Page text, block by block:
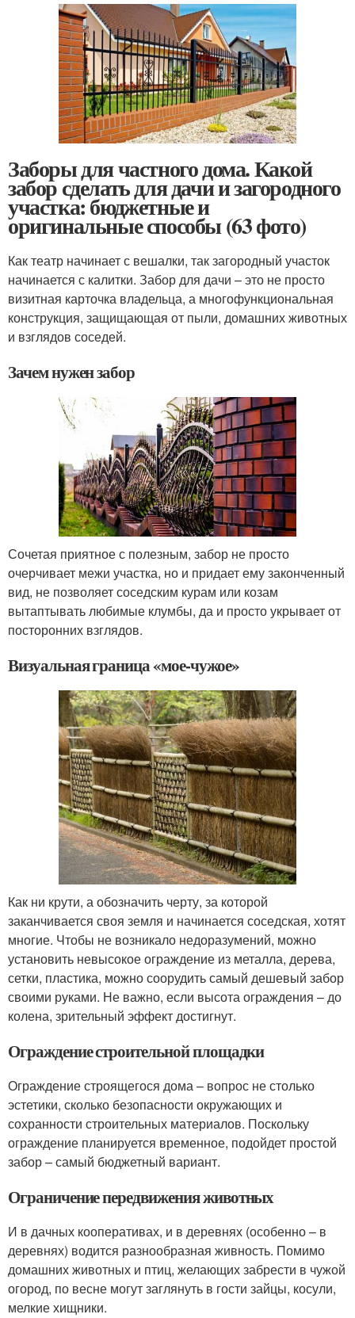
Заборы для частного дома. Какой
забор сделать для дачи и загородного
участка: бюджетные и
оригинальные способы (63 фото)
Как театр начинает с вешалки, так загородный участок
начинается с калитки. Забор для дачи – это не просто
визитная карточка владельца, а многофункциональная
конструкция, защищающая от пыли, домашних животных
и взглядов соседей.
Зачем нужен забор
Сочетая приятное с полезным, забор не просто
очерчивает межи участка, но и придает ему законченный
вид, не позволяет соседским курам или козам
вытаптывать любимые клумбы, да и просто укрывает от
посторонних взглядов.
Визуальная граница «мое-чужое»
Как ни крути, а обозначить черту, за которой
заканчивается своя земля и начинается соседская, хотят
многие. Чтобы не возникало недоразумений, можно
установить невысокое ограждение из металла, дерева,
сетки, пластика, можно соорудить самый дешевый забор
своими руками. Не важно, если высота ограждения – до
колена, зрительный эффект достигнут.
Ограждение строительной площадки
Ограждение строящегося дома – вопрос не столько
эстетики, сколько безопасности окружающих и
сохранности строительных материалов. Поскольку
ограждение планируется временное, подойдет простой
забор – самый бюджетный вариант.
Ограничение передвижения животных
И в дачных кооперативах, и в деревнях (особенно – в
деревнях) водится разнообразная живность. Помимо
домашних животных и птиц, желающих забрести в чужой
огород, по весне могут заглянуть в гости зайцы, косули,
мелкие хищники.